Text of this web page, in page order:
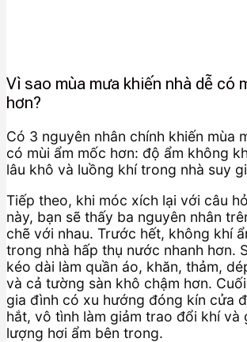
Vì sao mùa mưa khiến nhà dễ có
hơn?
Có 3 nguyên nhân chính khiến mùa
có mùi ẩm mốc hơn: độ ẩm không
lâu khô và luồng khí trong nhà suy
Tiếp theo, khi móc xích lại với câu
này, bạn sẽ thấy ba nguyên nhân
chẽ với nhau. Trước hết, không khí
trong nhà hấp thụ nước nhanh hơn.
kéo dài làm quần áo, khăn, thảm,
và cả tường sàn khô chậm hơn.
gia đình có xu hướng đóng kín cửa
hắt, vô tình làm giảm trao đổi khí và
lượng hơi ẩm bên trong.